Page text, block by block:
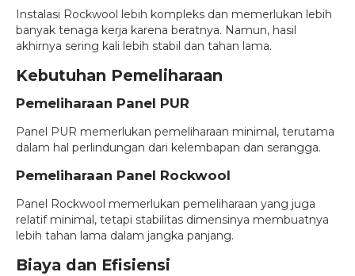
Instalasi Rockwool lebih kompleks dan memerlukan lebih
banyak tenaga kerja karena beratnya. Namun, hasil
akhirnya sering kali lebih stabil dan tahan lama.
Kebutuhan Pemeliharaan
Pemeliharaan Panel PUR
Panel PUR memerlukan pemeliharaan minimal, terutama
dalam hal perlindungan dari kelembapan dan serangga.
Pemeliharaan Panel Rockwool
Panel Rockwool memerlukan pemeliharaan yang juga
relatif minimal, tetapi stabilitas dimensinya membuatnya
lebih tahan lama dalam jangka panjang.
Biaya dan Efisiensi